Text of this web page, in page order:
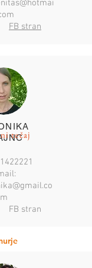
FB stran
m
stran
tečaj